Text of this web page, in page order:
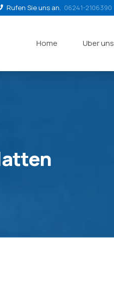
Rufen Sie uns an. 06241-2106390
Home Uber uns